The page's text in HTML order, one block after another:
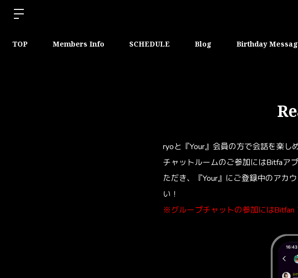
TOP Members Info SCHEDULE Blog Birthday
ryoと『Your』会員の方で会話を楽し
チャットルームのご参加にはBitfaア
ただき、『Your』にご登録中のアカ
い！
※グループチャットの参加にはBitfan